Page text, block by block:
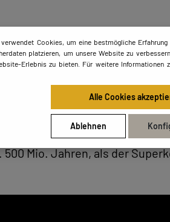
Farbgebung im tiefen
500 Mio. Jahren, als der
Cookies, um eine bestmögliche
platzieren, um unsere Website zu
Erlebnis zu bieten. Für weitere Informationen
Alle Cookies
Ablehnen